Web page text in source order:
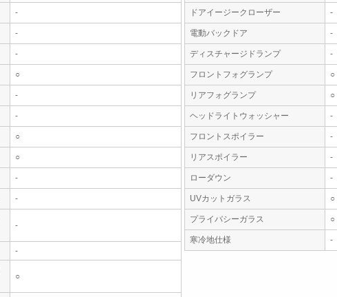
-
-
-
○
-
-
○
○
-
-
-
-
○
ドアイージークローザー -
電動バックドア -
ディスチャージドランプ -
フロントフォグランプ ○
リアフォグランプ ○
ヘッドライトウォッシャー -
フロントスポイラー -
リアスポイラー -
ローダウン -
UVカットガラス ○
プライバシーガラス ○
寒冷地仕様 -